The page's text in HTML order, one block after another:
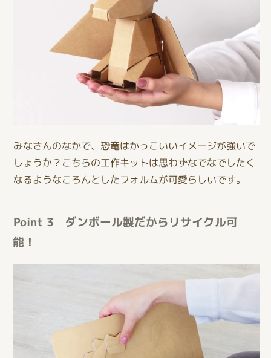
みなさんのなかで、恐竜はかっこいいイメージが強いで
しょうか？こちらの工作キットは思わずなでなでしたく
なるようなころんとしたフォルムが可愛らしいです。
Point 3 ダンボール製だからリサイクル可
能！